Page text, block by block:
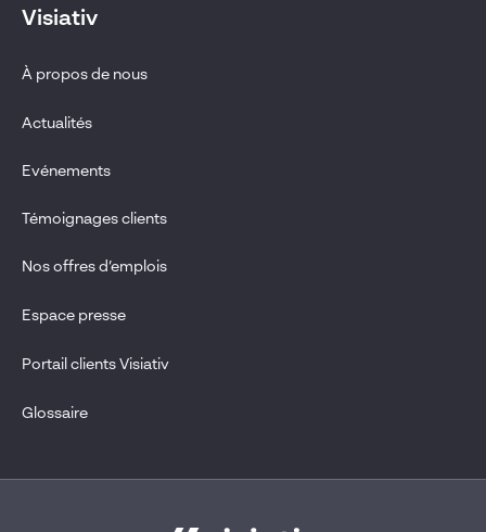
Visiativ
À propos de nous
Actualités
Evénements
Témoignages clients
Nos offres d’emplois
Espace presse
Portail clients Visiativ
Glossaire